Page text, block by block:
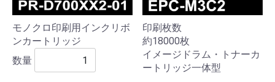
モノクロ印刷用インクリボ
ンカートリッジ
数量
印刷枚数
約18000枚
イメージドラム・トナーカ
ートリッジ一体型